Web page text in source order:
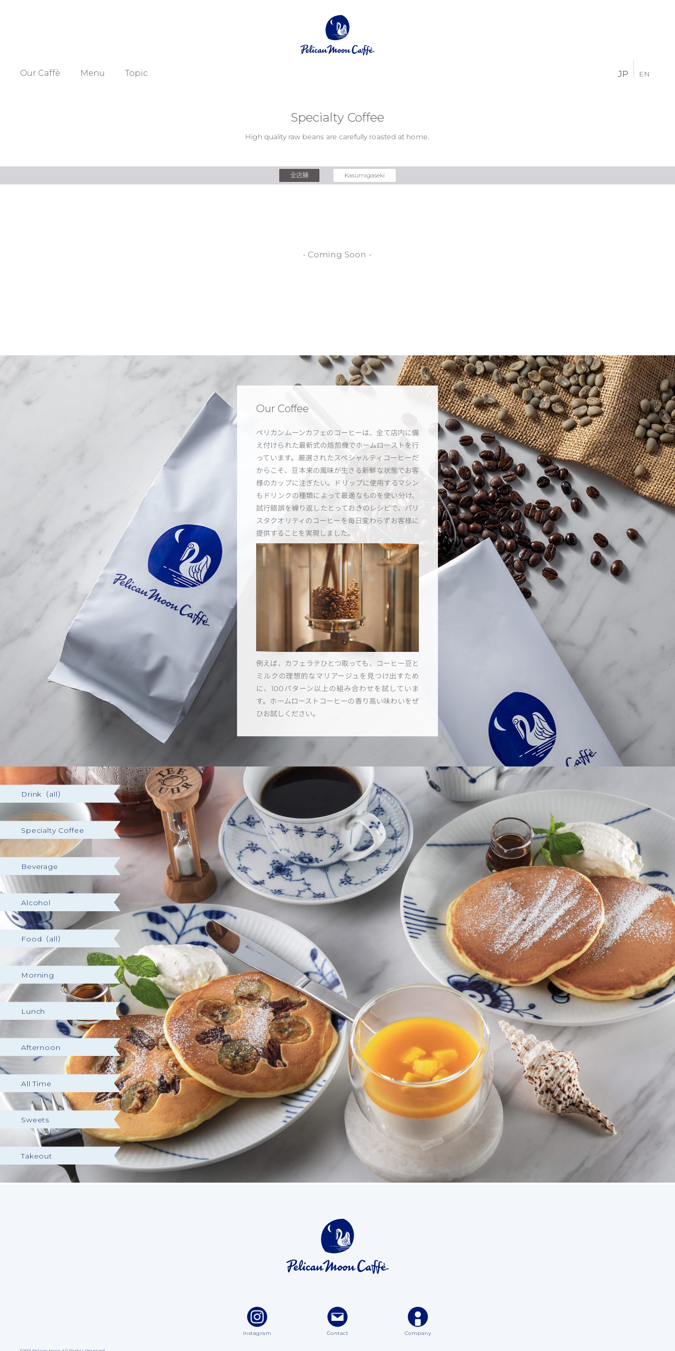
Our Caffè Menu Topic JP EN
Specialty Coffee
High quality raw beans are carefully roasted at home.
全店舗 Kasumigaseki
- Coming Soon -
Our Coffee
ペリカンムーンカフェのコーヒーは、全て店内に備
え付けられた最新式の焙煎機でホームローストを行
っています。厳選されたスペシャルティコーヒーだ
からこそ、豆本来の風味が生きる新鮮な状態でお客
様のカップに注ぎたい。ドリップに使用するマシン
もドリンクの種類によって最適なものを使い分け、
試行錯誤を繰り返したとっておきのレシピで、バリ
スタクオリティのコーヒーを毎日変わらずお客様に
提供することを実現しました。
例えば、カフェラテひとつ取っても、コーヒー豆と
ミルクの理想的なマリアージュを見つけ出すため
に、100パターン以上の組み合わせを試していま
す。ホームローストコーヒーの香り高い味わいをぜ
ひお試しください。
Drink（all）
Specialty Coffee
Beverage
Alcohol
Food（all）
Morning
Lunch
Afternoon
All Time
Sweets
Takeout
Instagram Contact Company